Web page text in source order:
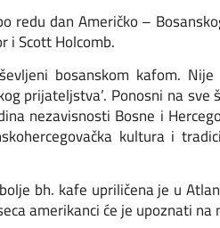
redu dan Američko –
i Scott Holcomb.
bosanskom kafom.
prijateljstva’. Ponosni na
nezavisnosti Bosne i
kultura i
bh. kafe upriličena je u
amerikanci će je upoznati